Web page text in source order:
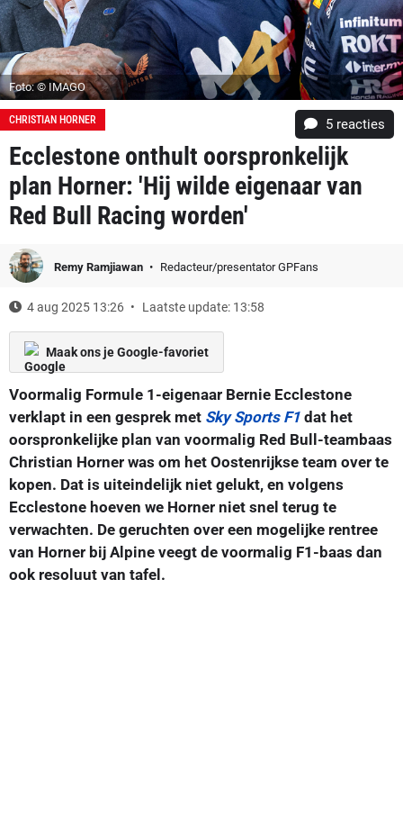
Foto: © IMAGO
CHRISTIAN HORNER 5 reacties
Ecclestone onthult oorspronkelijk
plan Horner: 'Hij wilde eigenaar van
Red Bull Racing worden'
Remy Ramjiawan Redacteur/presentator GPFans
4 aug 2025 13:26 Laatste update: 13:58
Maak ons je Google-favoriet
Voormalig Formule 1-eigenaar Bernie Ecclestone
verklapt in een gesprek met Sky Sports F1 dat het
oorspronkelijke plan van voormalig Red Bull-teambaas
Christian Horner was om het Oostenrijkse team over te
kopen. Dat is uiteindelijk niet gelukt, en volgens
Ecclestone hoeven we Horner niet snel terug te
verwachten. De geruchten over een mogelijke rentree
van Horner bij Alpine veegt de voormalig F1-baas dan
ook resoluut van tafel.